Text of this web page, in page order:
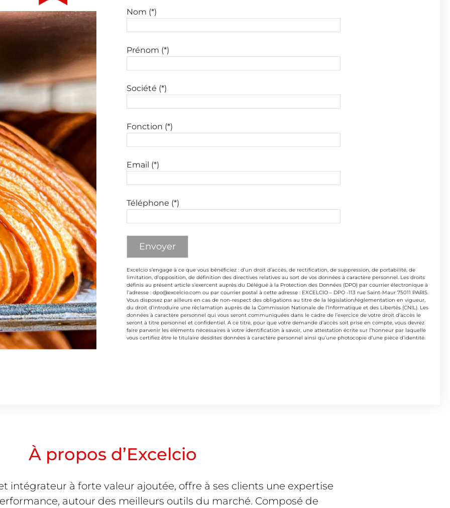
Nom (*)
Prénom (*)
Société (*)
Fonction (*)
Email (*)
Téléphone (*)
Excelcio s’engage à ce que vous bénéficiez : d’un droit d’accès, de rectification, de suppression, de portabilité, de
limitation, d’opposition, de définition des directives relatives au sort de vos données à caractère personnel. Les droits
définis au présent article s’exercent auprès du Délégué à la Protection des Données (DPO) par courrier électronique à
l’adresse : dpo@excelcio.com ou par courrier postal à cette adresse : EXCELCIO – DPO -113 rue Saint-Maur 75011 PARIS.
Vous disposez par ailleurs en cas de non-respect des obligations au titre de la législation/réglementation en vigueur,
du droit d’introduire une réclamation auprès de la Commission Nationale de l’Informatique et des Libertés (CNIL). Les
données à caractère personnel qui vous seront communiquées dans le cadre de l’exercice de votre droit d’accès le
seront à titre personnel et confidentiel. A ce titre, pour que votre demande d’accès soit prise en compte, vous devrez
faire parvenir les éléments nécessaires à votre identification à savoir, une attestation écrite sur l’honneur par laquelle
vous certifiez être le titulaire desdites données à caractère personnel ainsi qu’une photocopie d’une pièce d’identité.
À propos d’Excelcio
intégrateur à forte valeur ajoutée, offre à ses clients une expertise
autour des meilleurs outils du marché. Composé de